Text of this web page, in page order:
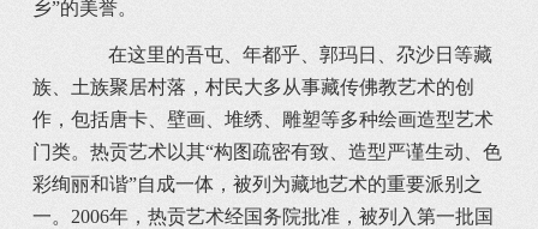
乡”的美誉。
在这里的吾屯、年都乎、郭玛日、尕沙日等藏
族、土族聚居村落，村民大多从事藏传佛教艺术的创
作，包括唐卡、壁画、堆绣、雕塑等多种绘画造型艺术
门类。热贡艺术以其“构图疏密有致、造型严谨生动、色
彩绚丽和谐”自成一体，被列为藏地艺术的重要派别之
一。2006年，热贡艺术经国务院批准，被列入第一批国